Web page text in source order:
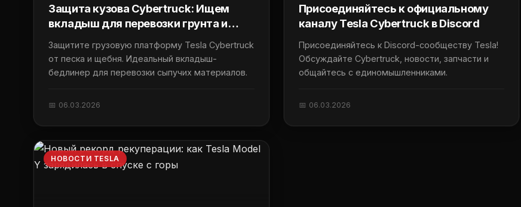
Защита кузова Cybertruck: Ищем
вкладыш для перевозки грунта и
Защитите грузовую платформу Tesla Cybertruck
от песка и щебня. Идеальный вкладыш-
бедлинер для перевозки сыпучих материалов.
📅 06.03.2026
Присоединяйтесь к официальному
каналу Tesla Cybertruck в Discord
Присоединяйтесь к Discord-сообществу Tesla!
Обсуждайте Cybertruck, новости, запчасти и
общайтесь с единомышленниками.
📅 06.03.2026
НОВОСТИ TESLA